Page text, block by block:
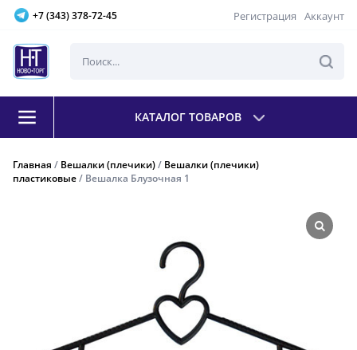
+7 (343) 378-72-45 Регистрация Аккаунт
КАТАЛОГ ТОВАРОВ
Главная / Вешалки (плечики)/ Вешалки (плечики)
пластиковые/ Вешалка Блузочная 1